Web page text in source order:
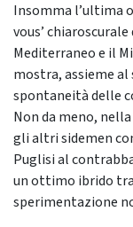
Insomma l’ultima
vous’
Mediterraneo e il
mostra, assieme
spontaneità delle
Non da meno,
gli altri sidemen
Puglisi al
un ottimo ibrido
sperimentazione